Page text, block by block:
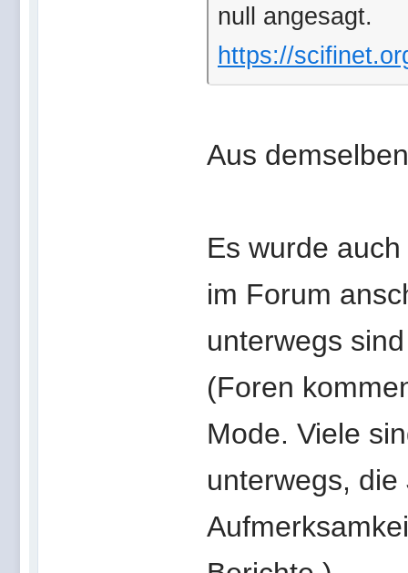
null angesagt.
https://
Aus
Es wurde
im Forum
unterwegs
(Foren
Mode. Viele
unterwegs, die